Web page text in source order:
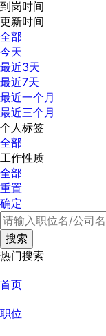
到岗时间
更新时间
全部
今天
最近3天
最近7天
最近一个月
最近三个月
个人标签
全部
工作性质
全部
重置
确定
热门搜索
首页
职位